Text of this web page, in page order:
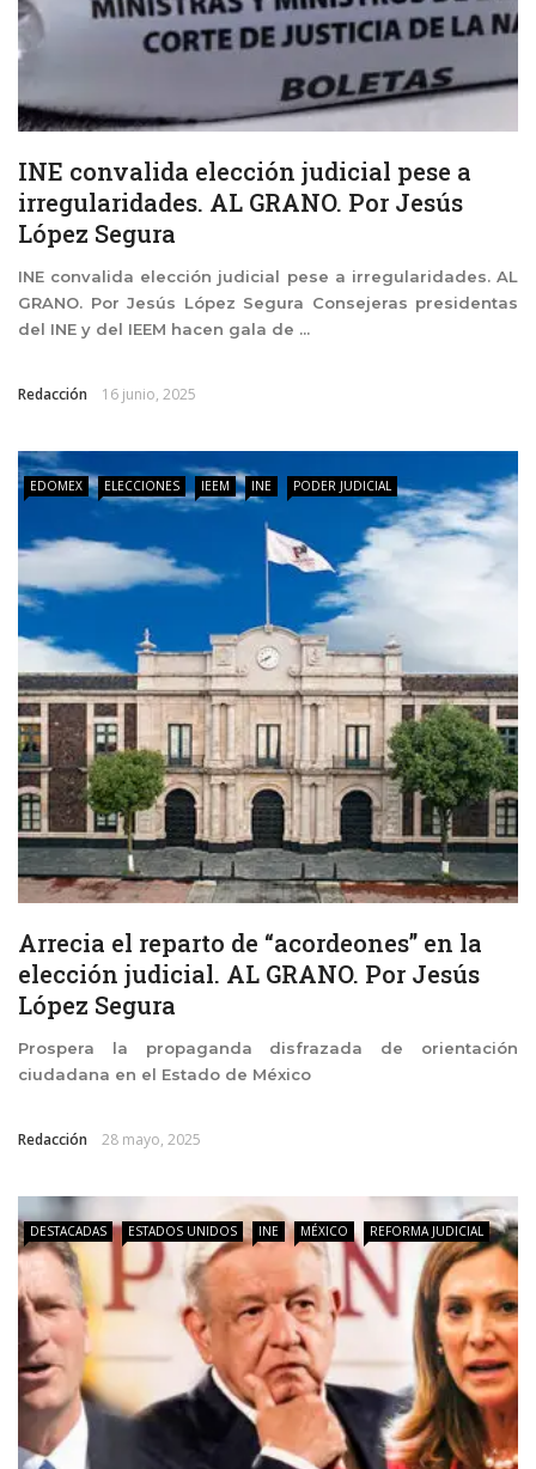
INE convalida elección judicial pese a
irregularidades. AL GRANO. Por Jesús
López Segura
INE convalida elección judicial pese a irregularidades. AL
GRANO. Por Jesús López Segura Consejeras presidentas
del INE y del IEEM hacen gala de ...
Redacción 16 junio, 2025
EDOMEX ELECCIONES IEEM INE PODER JUDICIAL
Arrecia el reparto de “acordeones” en la
elección judicial. AL GRANO. Por Jesús
López Segura
Prospera la propaganda disfrazada de orientación
ciudadana en el Estado de México
Redacción 28 mayo, 2025
DESTACADAS ESTADOS UNIDOS INE MÉXICO REFORMA JUDICIAL